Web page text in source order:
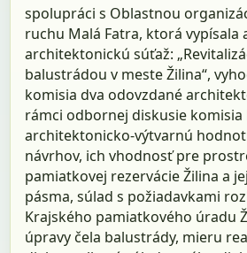
spolupráci s Oblastnou
ruchu Malá Fatra, ktorá vypísala
architektonickú súťaž:
balustrádou v meste Žilina“,
komisia dva odovzdané
rámci odbornej diskusie
architektonicko-výtvarnú
návrhov, ich vhodnosť pre
pamiatkovej rezervácie Žilina a
pásma, súlad s požiadavkami
Krajského pamiatkového úradu
úpravy čela balustrády, mieru